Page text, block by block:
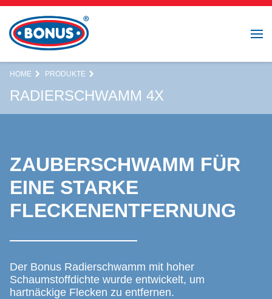
HOME PRODUKTE
RADIERSCHWAMM 4X
ZAUBERSCHWAMM FÜR
EINE STARKE
FLECKENENTFERNUNG
Der Bonus Radierschwamm mit hoher
Schaumstoffdichte wurde entwickelt, um
hartnäckige Flecken zu entfernen.